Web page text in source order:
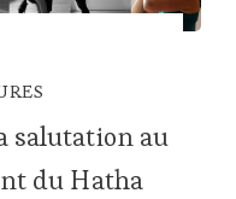
salutation au
du Hatha